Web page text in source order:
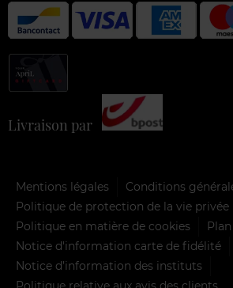
Livraison par
Mentions légales
Conditions
Politique de protection de la vie privée
Politique en matière de cookies
Notice d'information carte de fidélité
Notice d’information des instituts